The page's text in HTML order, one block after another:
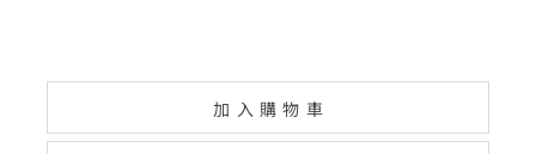
加入購物車